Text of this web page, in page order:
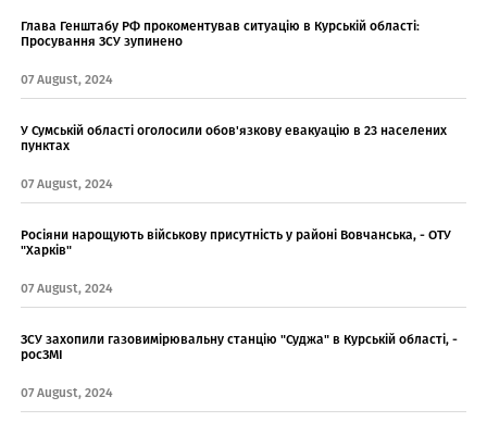
Глава Генштабу РФ прокоментував ситуацію в Курській області:
Просування ЗСУ зупинено
07 August, 2024
У Сумській області оголосили обов'язкову евакуацію в 23 населених
пунктах
07 August, 2024
Росіяни нарощують військову присутність у районі Вовчанська, - ОТУ
"Харків"
07 August, 2024
ЗСУ захопили газовимірювальну станцію "Суджа" в Курській області, -
росЗМІ
07 August, 2024